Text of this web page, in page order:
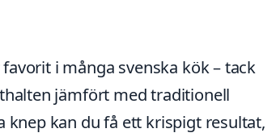
i många svenska kök – tack
jämfört med traditionell
kan du få ett krispigt resultat,